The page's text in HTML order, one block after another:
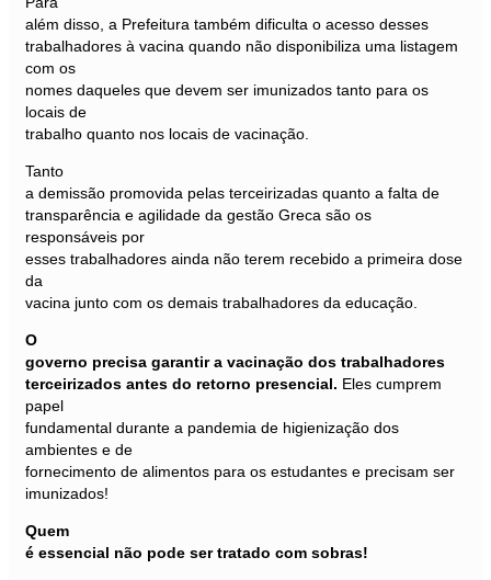
além disso, a Prefeitura também dificulta o acesso desses
trabalhadores à vacina quando não disponibiliza uma listagem
com os
nomes daqueles que devem ser imunizados tanto para os
locais de
trabalho quanto nos locais de vacinação.
Tanto
a demissão promovida pelas terceirizadas quanto a falta de
transparência e agilidade da gestão Greca são os
responsáveis por
esses trabalhadores ainda não terem recebido a primeira dose
da
vacina junto com os demais trabalhadores da educação.
O
governo precisa garantir a vacinação dos trabalhadores
terceirizados antes do retorno presencial. Eles cumprem
papel
fundamental durante a pandemia de higienização dos
ambientes e de
fornecimento de alimentos para os estudantes e precisam ser
imunizados!
Quem
é essencial não pode ser tratado com sobras!